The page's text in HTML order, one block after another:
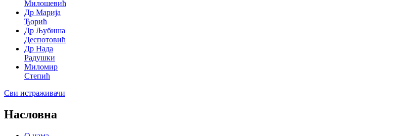
Милошевић
Др Марија
Ђорић
Др Љубиша
Деспотовић
Др Нада
Радушки
Миломир
Степић
Сви истраживачи
Насловна